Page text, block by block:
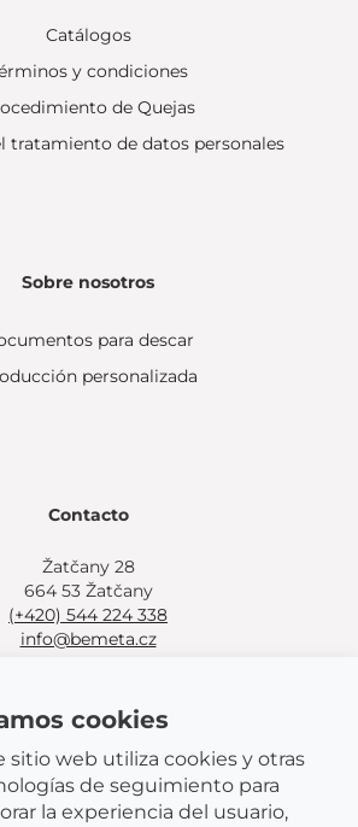
Catálogos
y condiciones
de Quejas
tratamiento de datos personales
Sobre nosotros
para descar
personalizada
Contacto
Žatčany 28
664 53 Žatčany
(+420) 544 224 338
info@bemeta.cz
cerca de usted
224 338.
cookies
sitio web utiliza cookies y otras
de seguimiento para
la experiencia del usuario,